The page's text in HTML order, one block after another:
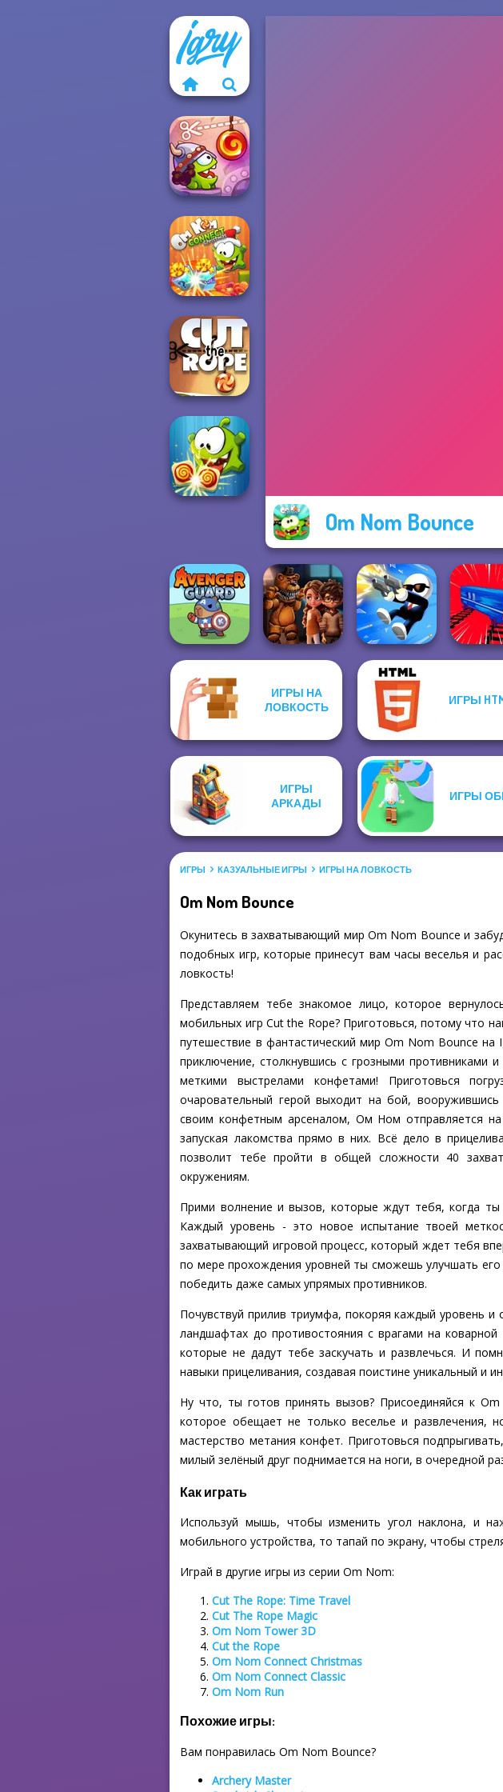
Om Nom Bounce
Cut The Rope:
Time Travel
Om Nom
Connect
Christmas
Cut the Rope
Connect Classic
Avenger Guard
FNAF Horror At
Home
Shot Trigger
ИГРЫ НА
ЛОВКОСТЬ
ИГРЫ
ИГРЫ
АРКАДЫ
ИГРЫ
ИГРЫ КАЗУАЛЬНЫЕ ИГРЫ ИГРЫ НА ЛОВКОСТЬ
Om Nom Bounce
Окунитесь в захватывающий мир Om Nom Bounce и
подобных игр, которые принесут вам часы веселья и
ловкость!
Представляем тебе знакомое лицо, которое
мобильных игр Cut the Rope? Приготовься, потому что
путешествие в фантастический мир Om Nom Bounce
приключение, столкнувшись с грозными
меткими выстрелами конфетами! Приготовься
очаровательный герой выходит на бой,
своим конфетным арсеналом, Ом Ном отправляется
запуская лакомства прямо в них. Всё дело в
позволит тебе пройти в общей сложности 40
окружениям.
Прими волнение и вызов, которые ждут тебя, когда
Каждый уровень - это новое испытание твоей
захватывающий игровой процесс, который ждет тебя
по мере прохождения уровней ты сможешь улучшать
победить даже самых упрямых противников.
Почувствуй прилив триумфа, покоряя каждый уровень
ландшафтах до противостояния с врагами на
которые не дадут тебе заскучать и развлечься. И
навыки прицеливания, создавая поистине уникальный и
Ну что, ты готов принять вызов? Присоединяйся к
которое обещает не только веселье и развлечения,
мастерство метания конфет. Приготовься
милый зелёный друг поднимается на ноги, в очередной
Как играть
Используй мышь, чтобы изменить угол наклона, и
мобильного устройства, то тапай по экрану, чтобы
Играй в другие игры из серии Om Nom:
Cut The Rope: Time Travel
Cut The Rope Magic
Om Nom Tower 3D
Cut the Rope
Om Nom Connect Christmas
Om Nom Connect Classic
Om Nom Run
Похожие игры:
Вам понравилась Om Nom Bounce?
Archery Master